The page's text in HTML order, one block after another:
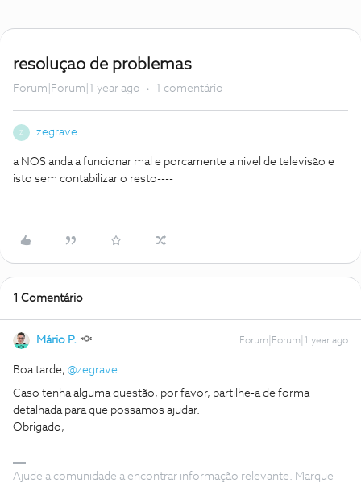
resoluçao de problemas
Forum|Forum|1 year ago 1 comentário
Z zegrave
a NOS anda a funcionar mal e porcamente a nivel de televisão e
isto sem contabilizar o resto----
1 Comentário
Mário P. Forum|Forum|1 year ago
Boa tarde, ​ @zegrave
Caso tenha alguma questão, por favor, partilhe-a de forma
detalhada para que possamos ajudar.
Obrigado,
Ajude a comunidade a encontrar informação relevante. Marque